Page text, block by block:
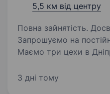
5,5 км від центру
Повна зайнятість.
Запрошуємо на
Маємо три цехи в
до Другий на Клочко: відшив модельного
3 дні тому